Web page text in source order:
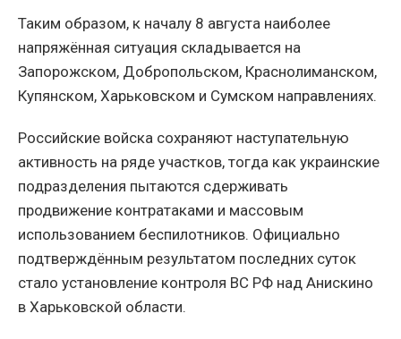
Таким образом, к началу 8 августа наиболее
напряжённая ситуация складывается на
Запорожском, Добропольском, Краснолиманском,
Купянском, Харьковском и Сумском направлениях.
Российские войска сохраняют наступательную
активность на ряде участков, тогда как украинские
подразделения пытаются сдерживать
продвижение контратаками и массовым
использованием беспилотников. Официально
подтверждённым результатом последних суток
стало установление контроля ВС РФ над Анискино
в Харьковской области.